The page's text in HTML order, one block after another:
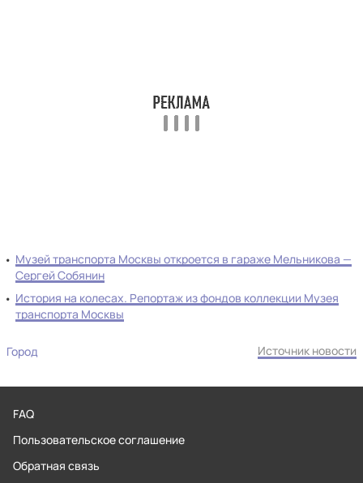
Музей транспорта Москвы откроется в гараже Мельникова —
Сергей Собянин
История на колесах. Репортаж из фондов коллекции Музея
транспорта Москвы
Город Источник новости
FAQ
Пользовательское соглашение
Обратная связь